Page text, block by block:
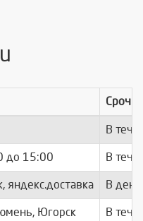
В
до 15:00 В
яндекс.доставка В день
Югорск В